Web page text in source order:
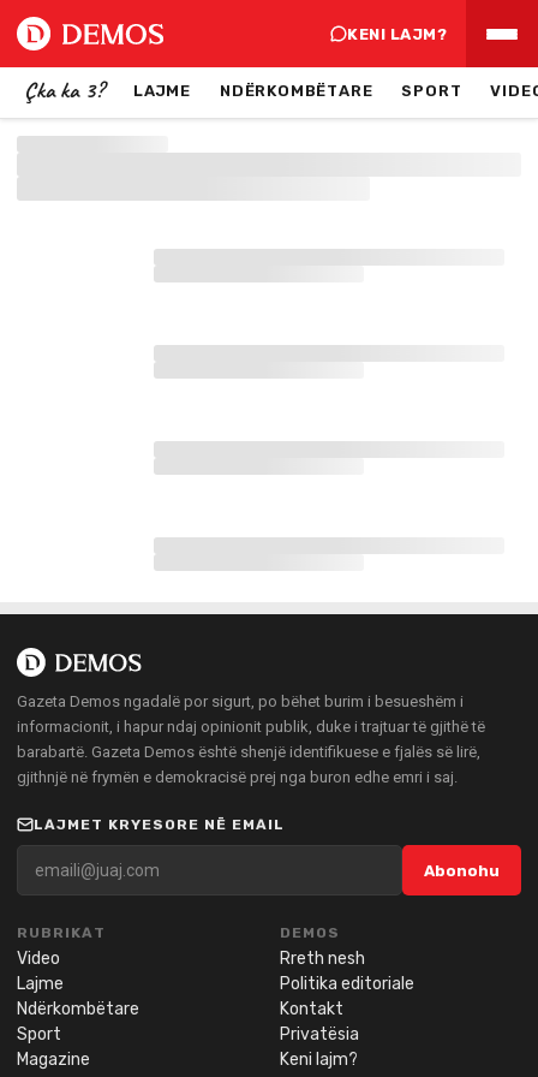
KENI LAJM?
Çka ka 3? LAJME NDËRKOMBËTARE SPORT
Gazeta Demos ngadalë por sigurt, po bëhet burim i besueshëm i
informacionit, i hapur ndaj opinionit publik, duke i trajtuar të gjithë të
barabartë. Gazeta Demos është shenjë identifikuese e fjalës së lirë,
gjithnjë në frymën e demokracisë prej nga buron edhe emri i saj.
LAJMET KRYESORE NË EMAIL
Abonohu
RUBRIKAT
Video
Lajme
Ndërkombëtare
Sport
Magazine
DEMOS
Rreth nesh
Politika editoriale
Kontakt
Privatësia
Keni lajm?